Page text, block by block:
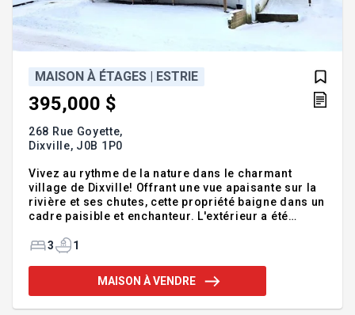
MAISON À ÉTAGES | ESTRIE
395,000 $
268 Rue Goyette,
Dixville, J0B 1P0
Vivez au rythme de la nature dans le charmant
village de Dixville! Offrant une vue apaisante sur la
rivière et ses chutes, cette propriété baigne dans un
cadre paisible et enchanteur. L'extérieur a été
Maibec, portes et fenêtres neuves. À l'intérieur,
l'isolation, la plomberie, l'électricité et les
plafonds. Il ne reste qu'à finaliser les
3 1
MAISON À VENDRE